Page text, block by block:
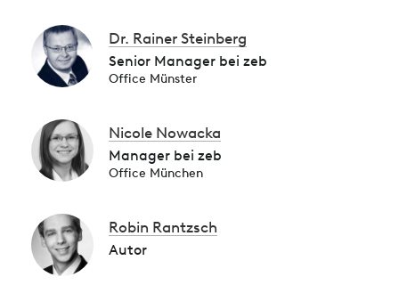
Dr. Rainer Steinberg
Senior Manager bei zeb
Office Münster
Nicole Nowacka
Manager bei zeb
Office München
Robin Rantzsch
Autor